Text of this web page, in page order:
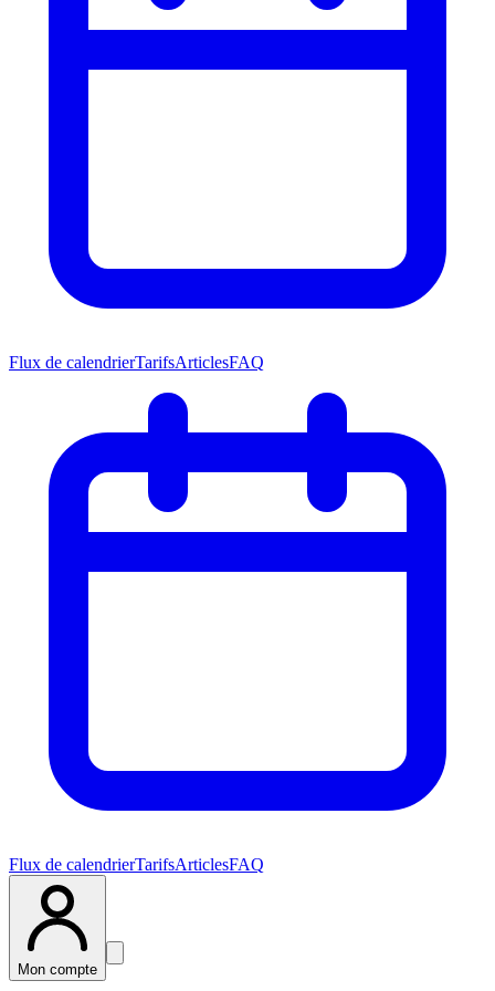
Flux de calendrierTarifsArticlesFAQ
Flux de calendrierTarifsArticlesFAQ
Mon compte